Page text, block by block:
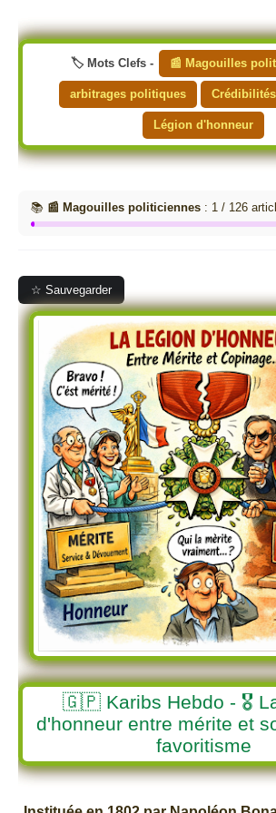
🏷️ Mots Clefs - 📰 Magouilles
arbitrages politiques
Légion d'honneur
📚 📰 Magouilles politiciennes : 1 / 126
☆ Sauvegarder
🇬🇵 Karibs Hebdo - 🎖️
d'honneur entre mérite et
favoritisme